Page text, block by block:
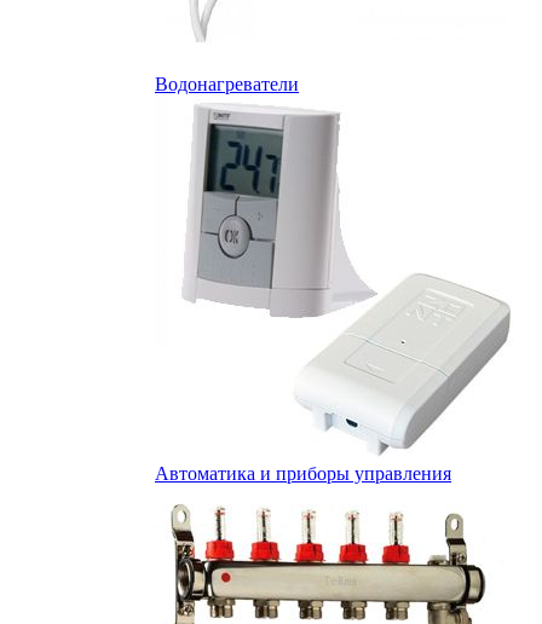
Водонагреватели
Автоматика и приборы управления